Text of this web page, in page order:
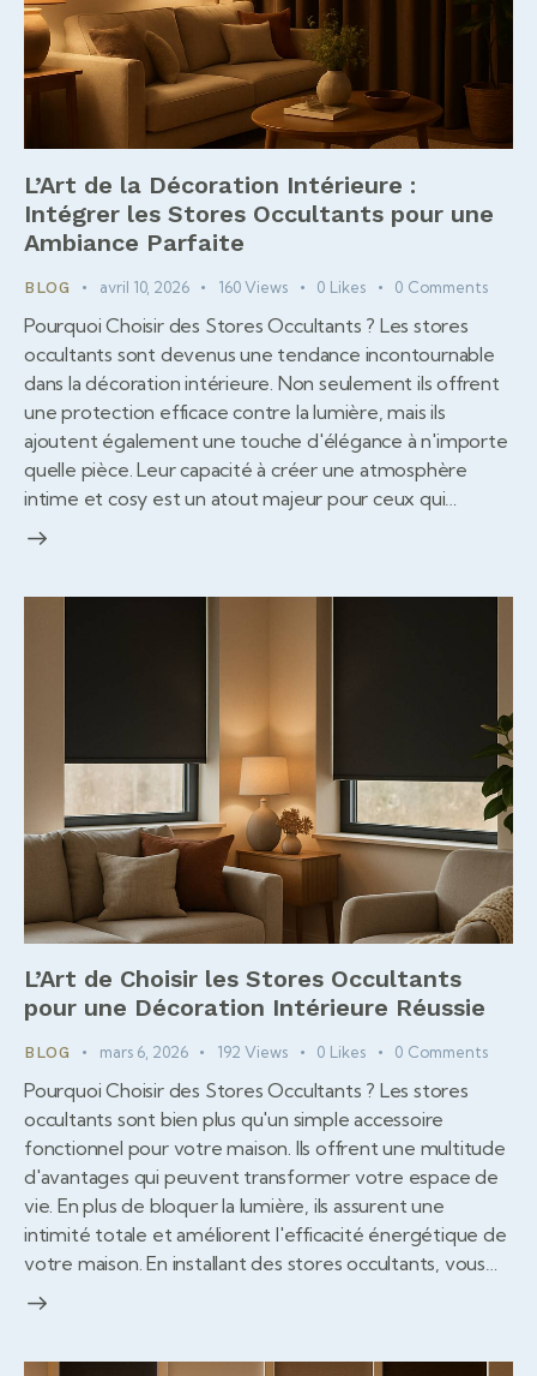
L’Art de la Décoration Intérieure :
Intégrer les Stores Occultants pour une
Ambiance Parfaite
BLOG avril 10, 2026 160 Views 0 Likes 0 Comments
Pourquoi Choisir des Stores Occultants ? Les stores
occultants sont devenus une tendance incontournable
dans la décoration intérieure. Non seulement ils offrent
une protection efficace contre la lumière, mais ils
ajoutent également une touche d'élégance à n'importe
quelle pièce. Leur capacité à créer une atmosphère
intime et cosy est un atout majeur pour ceux qui…
L’Art de Choisir les Stores Occultants
pour une Décoration Intérieure Réussie
BLOG mars 6, 2026 192 Views 0 Likes 0 Comments
Pourquoi Choisir des Stores Occultants ? Les stores
occultants sont bien plus qu'un simple accessoire
fonctionnel pour votre maison. Ils offrent une multitude
d'avantages qui peuvent transformer votre espace de
vie. En plus de bloquer la lumière, ils assurent une
intimité totale et améliorent l'efficacité énergétique de
votre maison. En installant des stores occultants, vous…